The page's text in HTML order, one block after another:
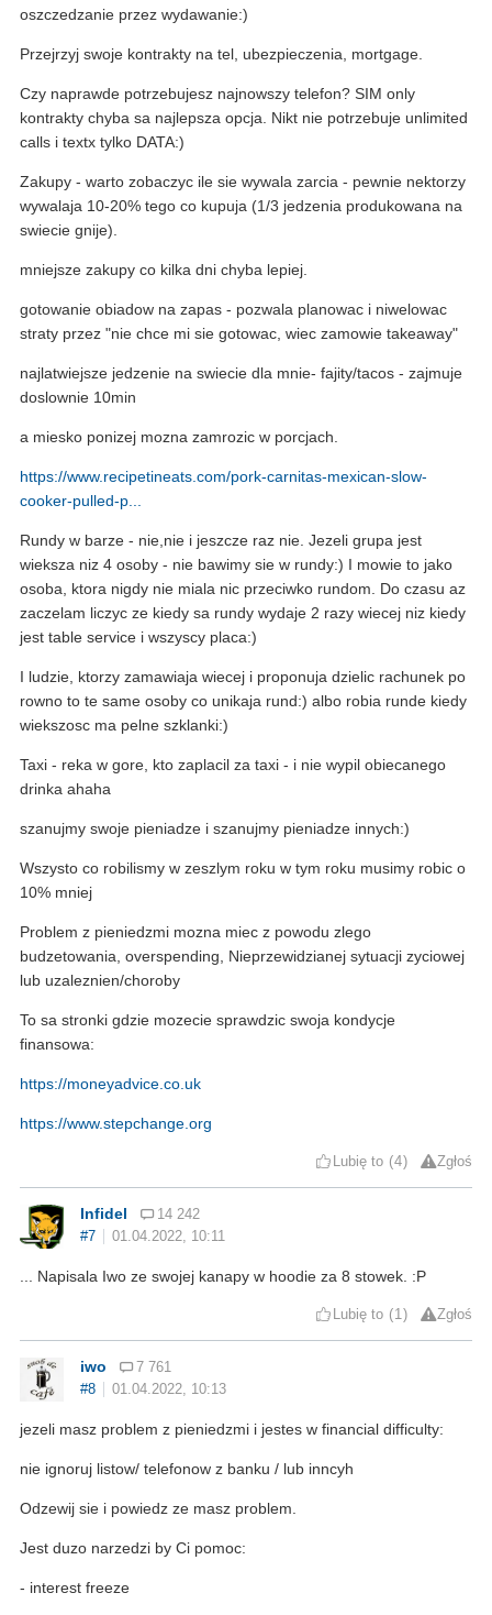
oszczedzanie przez wydawanie:)
Przejrzyj swoje kontrakty na tel, ubezpieczenia, mortgage.
Czy naprawde potrzebujesz najnowszy telefon? SIM only
kontrakty chyba sa najlepsza opcja. Nikt nie potrzebuje unlimited
calls i textx tylko DATA:)
Zakupy - warto zobaczyc ile sie wywala zarcia - pewnie nektorzy
wywalaja 10-20% tego co kupuja (1/3 jedzenia produkowana na
swiecie gnije).
mniejsze zakupy co kilka dni chyba lepiej.
gotowanie obiadow na zapas - pozwala planowac i niwelowac
straty przez "nie chce mi sie gotowac, wiec zamowie takeaway"
najlatwiejsze jedzenie na swiecie dla mnie- fajity/tacos - zajmuje
doslownie 10min
a miesko ponizej mozna zamrozic w porcjach.
https://www.recipetineats.com/pork-carnitas-mexican-slow-
cooker-pulled-p...
Rundy w barze - nie,nie i jeszcze raz nie. Jezeli grupa jest
wieksza niz 4 osoby - nie bawimy sie w rundy:) I mowie to jako
osoba, ktora nigdy nie miala nic przeciwko rundom. Do czasu az
zaczelam liczyc ze kiedy sa rundy wydaje 2 razy wiecej niz kiedy
jest table service i wszyscy placa:)
I ludzie, ktorzy zamawiaja wiecej i proponuja dzielic rachunek po
rowno to te same osoby co unikaja rund:) albo robia runde kiedy
wiekszosc ma pelne szklanki:)
Taxi - reka w gore, kto zaplacil za taxi - i nie wypil obiecanego
drinka ahaha
szanujmy swoje pieniadze i szanujmy pieniadze innych:)
Wszysto co robilismy w zeszlym roku w tym roku musimy robic o
10% mniej
Problem z pieniedzmi mozna miec z powodu zlego
budzetowania, overspending, Nieprzewidzianej sytuacji zyciowej
lub uzaleznien/choroby
To sa stronki gdzie mozecie sprawdzic swoja kondycje
finansowa:
https://moneyadvice.co.uk
https://www.stepchange.org
Lubię to 4 Zgłoś
Infidel
14 242
#7
01.04.2022, 10:11
... Napisala Iwo ze swojej kanapy w hoodie za 8 stowek. :P
Lubię to 1 Zgłoś
iwo
7 761
#8
01.04.2022, 10:13
jezeli masz problem z pieniedzmi i jestes w financial difficulty:
nie ignoruj listow/ telefonow z banku / lub inncyh
Odzewij sie i powiedz ze masz problem.
Jest duzo narzedzi by Ci pomoc:
- interest freeze